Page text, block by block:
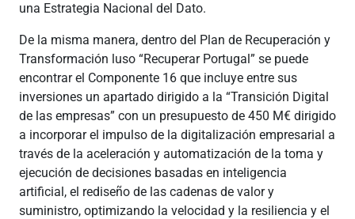
una Estrategia Nacional del Dato.
De la misma manera, dentro del Plan de Recuperación y
Transformación luso “Recuperar Portugal” se puede
encontrar el Componente 16 que incluye entre sus
inversiones un apartado dirigido a la “Transición Digital
de las empresas” con un presupuesto de 450 M€ dirigido
a incorporar el impulso de la digitalización empresarial a
través de la aceleración y automatización de la toma y
ejecución de decisiones basadas en inteligencia
artificial, el rediseño de las cadenas de valor y
suministro, optimizando la velocidad y la resiliencia y el